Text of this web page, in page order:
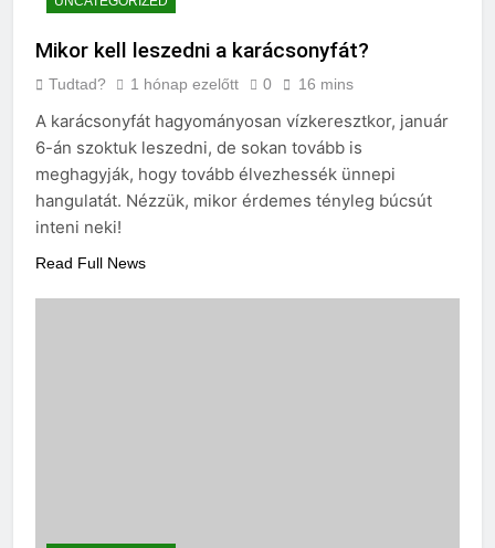
Mikor kell leszedni a karácsonyfát?
Tudtad? 1 hónap ezelőtt 0 16 mins
A karácsonyfát hagyományosan vízkeresztkor, január
6-án szoktuk leszedni, de sokan tovább is
meghagyják, hogy tovább élvezhessék ünnepi
hangulatát. Nézzük, mikor érdemes tényleg búcsút
inteni neki!
Read Full News